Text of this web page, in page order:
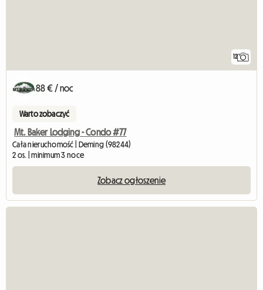
12
88 € / noc
Warto zobaczyć
Mt. Baker Lodging - Condo #77
Cała nieruchomość | Deming (98244)
2 os. | minimum 3 noce
Zobacz ogłoszenie